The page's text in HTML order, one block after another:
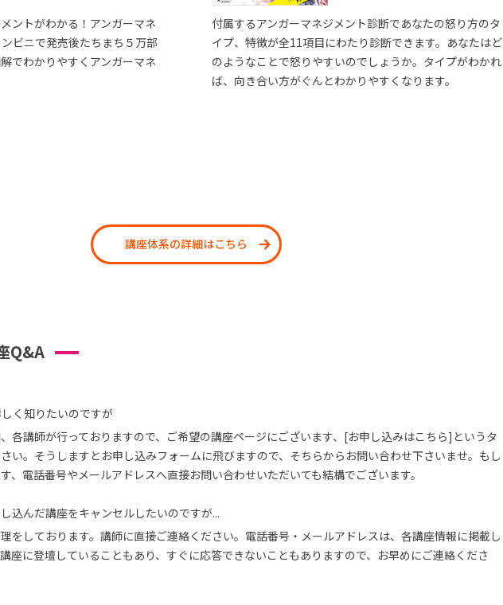
ントがわかる！アンガーマネ
ビニで発売後たちまち５万部
でわかりやすくアンガーマネ
付属するアンガーマネジメント診断であなたの怒り方のタ
イプ、特徴が全11項目にわたり診断できます。あなたはど
のようなことで怒りやすいのでしょうか。タイプがわかれ
ば、向き合い方がぐんとわかりやすくなります。
講座体系の詳細はこちら
Q&A
く知りたいのですが
各講師が行っておりますので、ご希望の講座ページにございます、[お申し込みはこちら]というタ
い。そうしますとお申し込みフォームに飛びますので、そちらからお問い合わせ下さいませ。もし
、電話番号やメールアドレスへ直接お問い合わせいただいても結構でございます。
込んだ講座をキャンセルしたいのですが...
をしております。講師に直接ご連絡ください。電話番号・メールアドレスは、各講座情報に掲載し
座に登壇していることもあり、すぐに応答できないこともありますので、お早めにご連絡くださ